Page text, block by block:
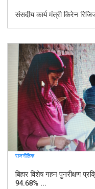
संसदीय कार्य मंत्री किरेन
राजनीतिक
बिहार विशेष गहन पुनरीक्षण
94.68% ...